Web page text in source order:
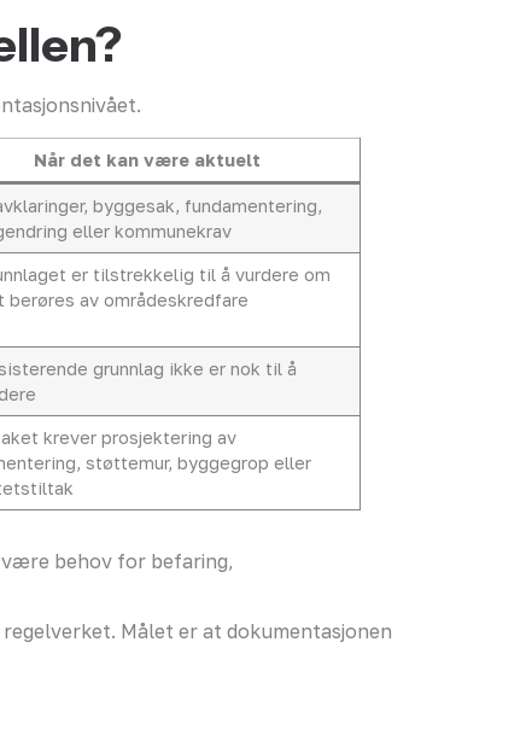
Når det kan være aktuelt
byggesak, fundamentering,
eller kommunekrav
er tilstrekkelig til å vurdere om
berøres av områdeskredfare
grunnlag ikke er nok til å
krever prosjektering av
støttemur, byggegrop eller
være behov for befaring,
Målet er at dokumentasjonen